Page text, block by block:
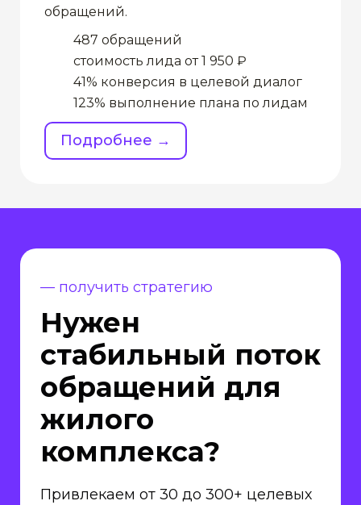
обращений.
487 обращений
стоимость лида от 1 950 ₽
41% конверсия в целевой диалог
123% выполнение плана по лидам
Подробнее →
— получить стратегию
Нужен
стабильный поток
обращений для
жилого
комплекса?
Привлекаем от 30 до 300+ целевых